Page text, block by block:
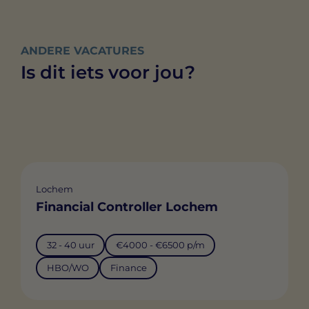
ANDERE VACATURES
Is dit iets voor jou?
Lochem
Financial Controller Lochem
32 - 40 uur €4000 - €6500 p/m
HBO/WO Finance